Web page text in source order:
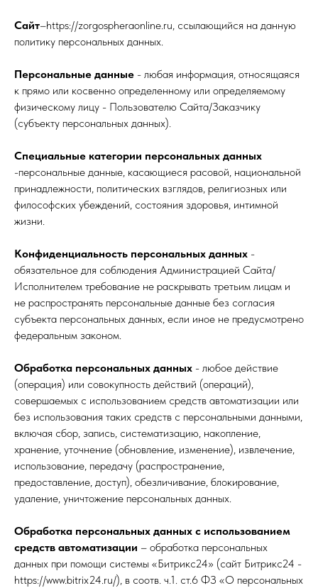
Сайт–https://zorgospheraonline.ru, ссылающийся на данную
политику персональных данных.
Персональные данные - любая информация, относящаяся
к прямо или косвенно определенному или определяемому
физическому лицу - Пользователю Сайта/Заказчику
(субъекту персональных данных).
Специальные категории персональных данных
-персональные данные, касающиеся расовой, национальной
принадлежности, политических взглядов, религиозных или
философских убеждений, состояния здоровья, интимной
жизни.
Конфиденциальность персональных данных -
обязательное для соблюдения Администрацией Сайта/
Исполнителем требование не раскрывать третьим лицам и
не распространять персональные данные без согласия
субъекта персональных данных, если иное не предусмотрено
федеральным законом.
Обработка персональных данных - любое действие
(операция) или совокупность действий (операций),
совершаемых с использованием средств автоматизации или
без использования таких средств с персональными данными,
включая сбор, запись, систематизацию, накопление,
хранение, уточнение (обновление, изменение), извлечение,
использование, передачу (распространение,
предоставление, доступ), обезличивание, блокирование,
удаление, уничтожение персональных данных.
Обработка персональных данных с использованием
средств автоматизации – обработка персональных
данных при помощи системы «Битрикс24» (сайт Битрикс24 -
https://www.bitrix24.ru/), в соотв. ч.1. ст.6 ФЗ «О персональных